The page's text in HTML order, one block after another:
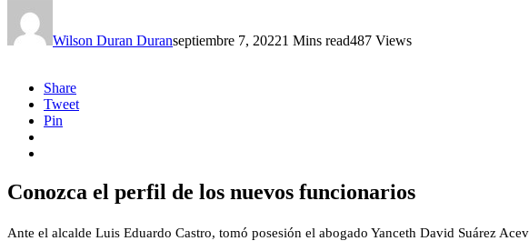
Wilson Duran Duranseptiembre 7, 20221 Mins read487 Views
Share
Tweet
Pin
Conozca el perfil de los nuevos funcionarios
Ante el alcalde Luis Eduardo Castro, tomó posesión el abogado Yanceth David Suárez